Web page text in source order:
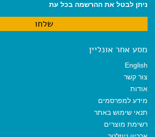
ניתן לבטל את ההרשמה בכל עת
מסע אחר אונליין
English
צור קשר
אודות
מידע למפרסמים
תנאי שימוש באתר
רשימת מוצרים